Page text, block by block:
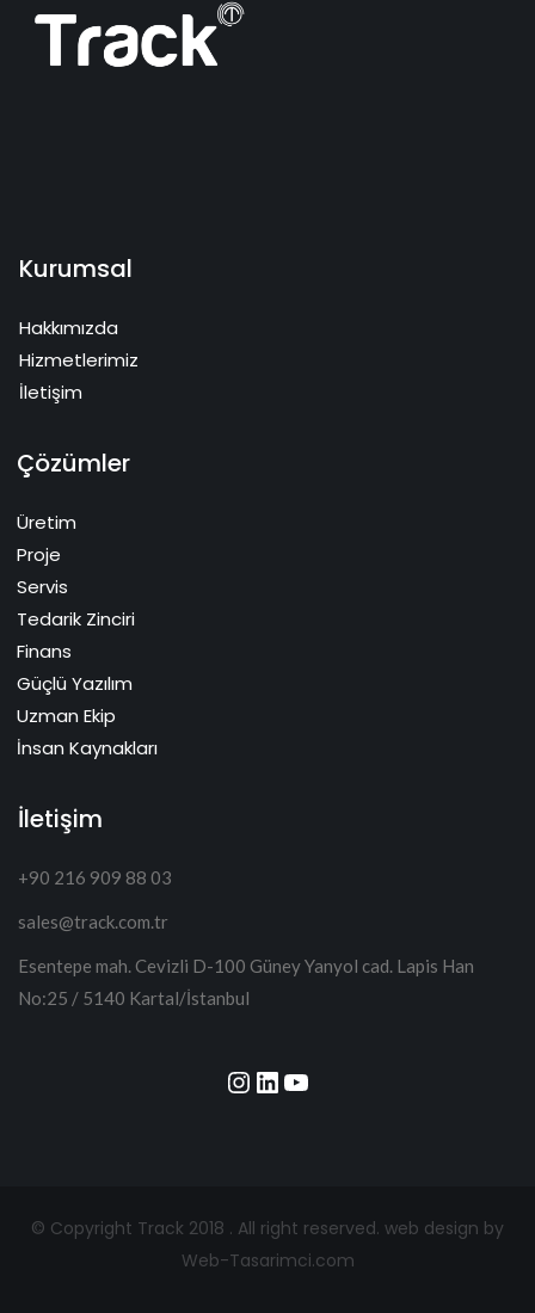
Kurumsal
Hakkımızda
Hizmetlerimiz
İletişim
Çözümler
Üretim
Proje
Servis
Tedarik Zinciri
Finans
Güçlü Yazılım
Uzman Ekip
İnsan Kaynakları
İletişim
+90 216 909 88 03
sales@track.com.tr
Esentepe mah. Cevizli D-100 Güney Yanyol cad. Lapis Han
No:25 / 5140 Kartal/İstanbul
Instagram
LinkedIn
YouTube
© Copyright Track 2018 . All right reserved. web design by
Web-Tasarimci.com